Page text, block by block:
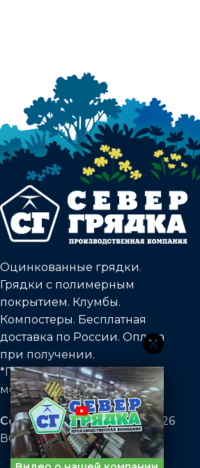
Оцинкованные грядки.
Грядки с полимерным
покрытием. Клумбы.
Компостеры. Бесплатная
доставка по России. Оплата
при получении.
*Подробности уточняйте у
менеджера
Север Грядка
2020 — 2026
ВСЕ ПРАВА ЗАЩИЩЕНЫ